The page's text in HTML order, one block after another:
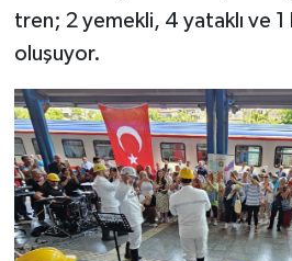
tren; 2 yemekli, 4 yataklı ve
oluşuyor.